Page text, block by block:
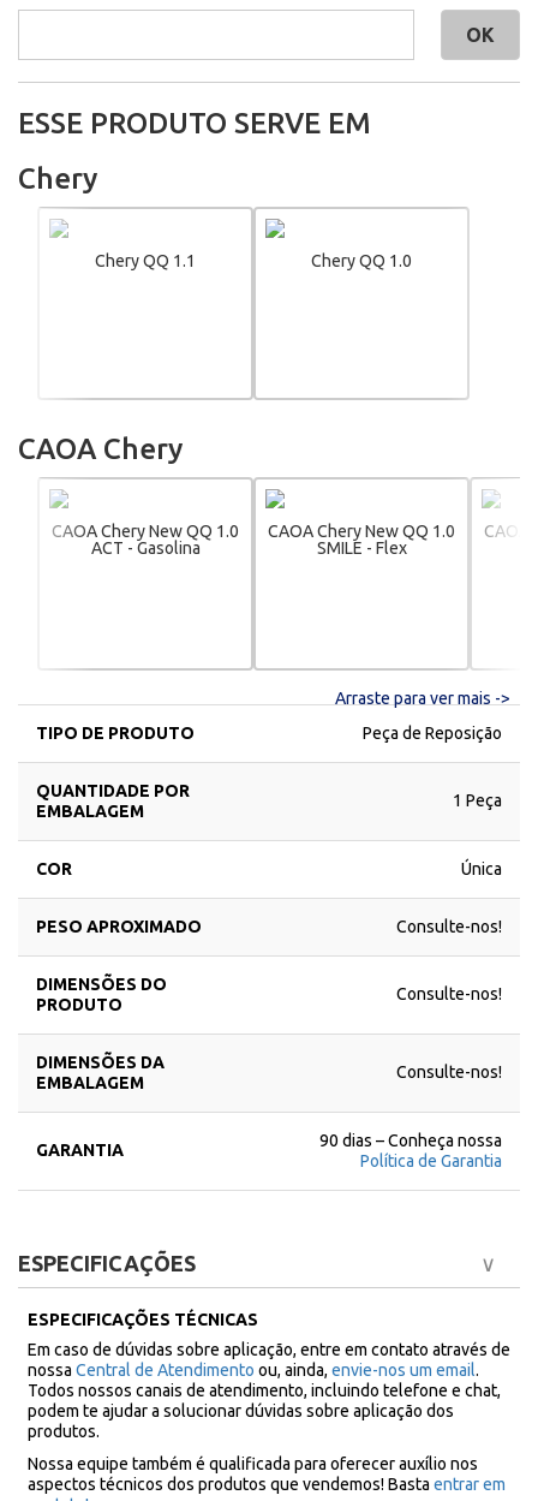
ESSE PRODUTO SERVE EM
Chery
Chery QQ 1.1 Chery QQ 1.0
CAOA Chery
CAOA Chery New QQ 1.0
ACT - Gasolina
CAOA Chery New QQ 1.0
SMILE - Flex
CAOA
Arraste para ver mais ->
TIPO DE PRODUTO
Peça de Reposição
QUANTIDADE POR
EMBALAGEM
1 Peça
COR Única
PESO APROXIMADO Consulte-nos!
DIMENSÕES DO
PRODUTO
Consulte-nos!
DIMENSÕES DA
EMBALAGEM
Consulte-nos!
GARANTIA
90 dias – Conheça nossa
Política de Garantia
ESPECIFICAÇÕES
ESPECIFICAÇÕES TÉCNICAS
Em caso de dúvidas sobre aplicação, entre em contato através de
nossa Central de Atendimento ou, ainda, envie-nos um email.
Todos nossos canais de atendimento, incluindo telefone e chat,
podem te ajudar a solucionar dúvidas sobre aplicação dos
produtos.
Nossa equipe também é qualificada para oferecer auxílio nos
aspectos técnicos dos produtos que vendemos! Basta entrar em